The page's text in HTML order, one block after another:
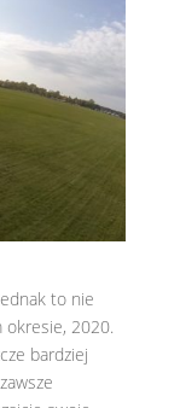
to nie
okresie, 2020.
bardziej